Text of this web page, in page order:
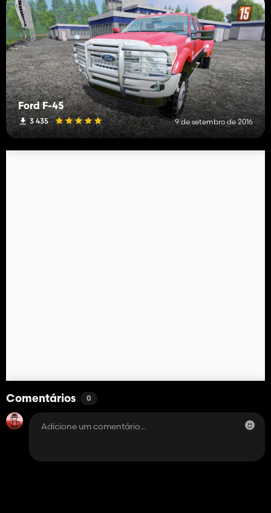
Ford F-45
3 435 9 de setembro de 2016
Comentários 0